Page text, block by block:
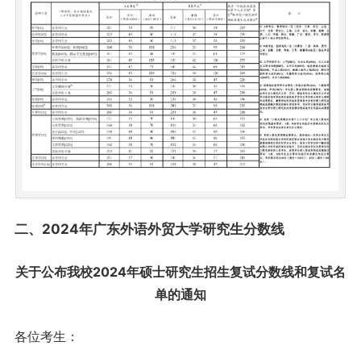
二、2024年广东外语外贸大学研究生分数线
关于公布我校2024年硕士研究生招生复试分数线和复试名
单的通知
各位考生：